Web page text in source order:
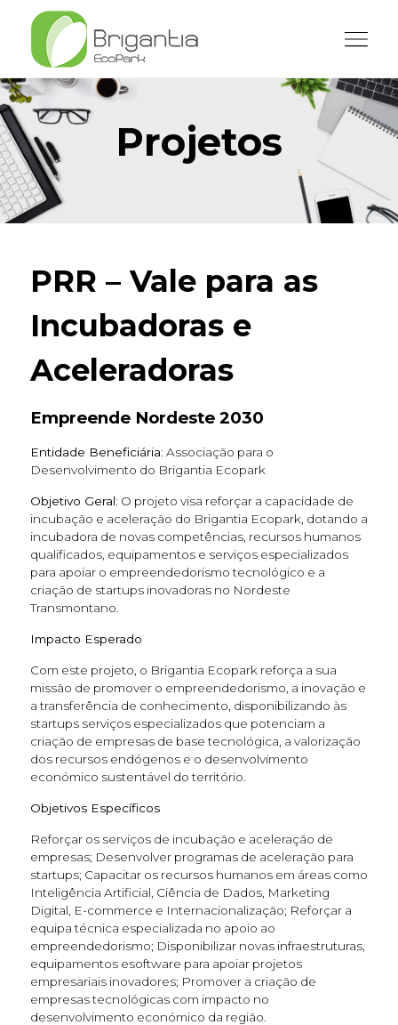
Projetos
PRR – Vale para as
Incubadoras e
Aceleradoras
Empreende Nordeste 2030
Entidade Beneficiária: Associação para o
Desenvolvimento do Brigantia Ecopark
Objetivo Geral: O projeto visa reforçar a capacidade de
incubação e aceleração do Brigantia Ecopark, dotando a
incubadora de novas competências, recursos humanos
qualificados, equipamentos e serviços especializados
para apoiar o empreendedorismo tecnológico e a
criação de startups inovadoras no Nordeste
Transmontano.
Impacto Esperado
Com este projeto, o Brigantia Ecopark reforça a sua
missão de promover o empreendedorismo, a inovação e
a transferência de conhecimento, disponibilizando às
startups serviços especializados que potenciam a
criação de empresas de base tecnológica, a valorização
dos recursos endógenos e o desenvolvimento
económico sustentável do território.
Objetivos Específicos
Reforçar os serviços de incubação e aceleração de
empresas; Desenvolver programas de aceleração para
startups; Capacitar os recursos humanos em áreas como
Inteligência Artificial, Ciência de Dados, Marketing
Digital, E-commerce e Internacionalização; Reforçar a
equipa técnica especializada no apoio ao
empreendedorismo; Disponibilizar novas infraestruturas,
equipamentos esoftware para apoiar projetos
empresariais inovadores; Promover a criação de
empresas tecnológicas com impacto no
desenvolvimento económico da região.